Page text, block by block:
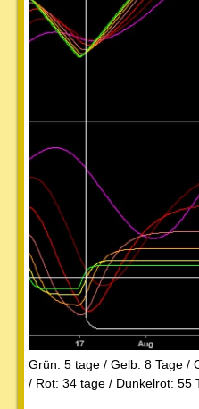
Grün: 5 tage / Gelb: 8 Tage /
/ Rot: 34 tage / Dunkelrot: 55